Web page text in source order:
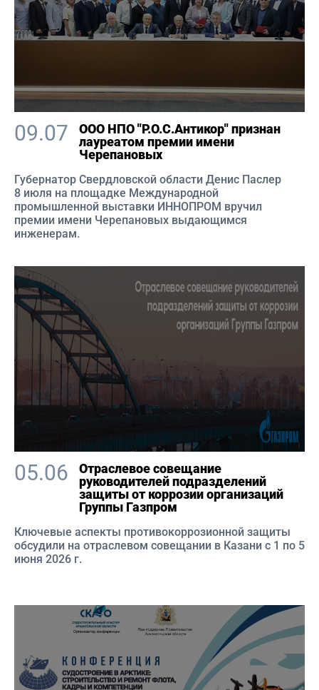
09.07
ООО НПО "Р.О.С.Антикор" признан
лауреатом премии имени
Черепановых
Губернатор Свердловской области Денис Паслер
8 июля на площадке Международной
промышленной выставки ИННОПРОМ вручил
премии имени Черепановых выдающимся
инженерам.
05.06
Отраслевое совещание
руководителей подразделений
защиты от коррозии организаций
Группы Газпром
Ключевые аспекты противокоррозионной защиты
обсудили на отраслевом совещании в Казани с 1 по 5
июня 2026 г.